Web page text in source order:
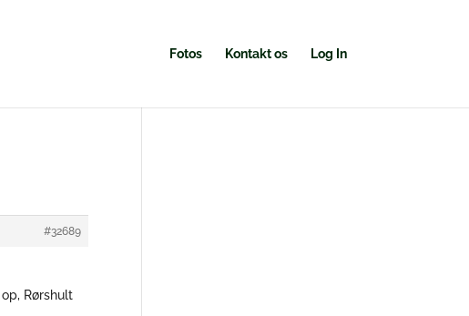
Fotos Kontakt os Log In
#32689
Rørshult